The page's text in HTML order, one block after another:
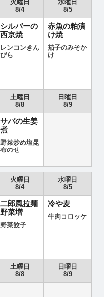
火曜日
8/4
水曜日
8/5
シルバーの
西京焼
レンコンきん
ぴら
赤魚の粕漬
け焼
茄子のみそか
け
土曜日
8/8
日曜日
8/9
サバの生姜
煮
野菜炒め塩昆
布のせ
火曜日
8/4
水曜日
8/5
二郎風拉麺
野菜増
野菜餃子
冷や麦
牛肉コロッケ
土曜日
8/8
日曜日
8/9